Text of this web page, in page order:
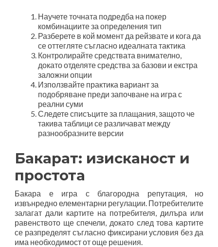
Научете точната подредба на покер
комбинациите за определения тип
Разберете в кой момент да рейзвате и кога да
се оттегляте съгласно идеалната тактика
Контролирайте средствата внимателно,
докато отделяте средства за базови и екстра
заложни опции
Използвайте практика вариант за
подобряване преди започване на игра с
реални суми
Следете списъците за плащания, защото че
такива таблици се различават между
разнообразните версии
Бакарат: изисканост и
простота
Бакара е игра с благородна репутация, но
извънредно елементарни регулации. Потребителите
залагат дали картите на потребителя, дилъра или
равенството ще спечели, докато след това картите
се разпределят съгласно фиксирани условия без да
има необходимост от още решения.